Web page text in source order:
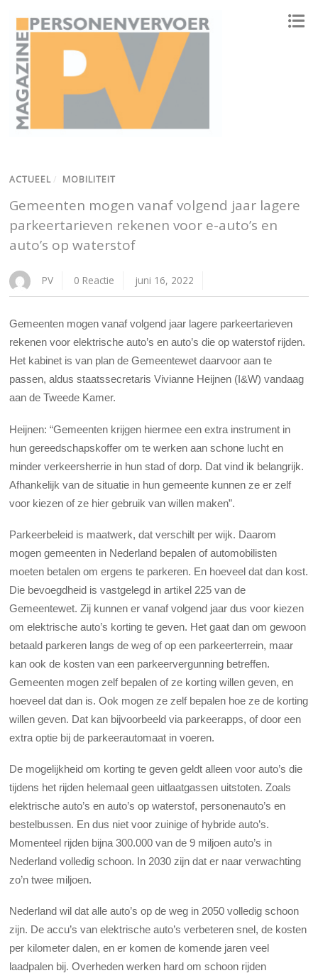
ACTUEEL / MOBILITEIT
Gemeenten mogen vanaf volgend jaar lagere
parkeertarieven rekenen voor e-auto’s en
auto’s op waterstof
PV 0 Reactie juni 16, 2022
Gemeenten mogen vanaf volgend jaar lagere parkeertarieven
rekenen voor elektrische auto’s en auto’s die op waterstof rijden.
Het kabinet is van plan de Gemeentewet daarvoor aan te
passen, aldus staatssecretaris Vivianne Heijnen (I&W) vandaag
aan de Tweede Kamer.
Heijnen: “Gemeenten krijgen hiermee een extra instrument in
hun gereedschapskoffer om te werken aan schone lucht en
minder verkeersherrie in hun stad of dorp. Dat vind ik belangrijk.
Afhankelijk van de situatie in hun gemeente kunnen ze er zelf
voor kiezen of ze hier gebruik van willen maken”.
Parkeerbeleid is maatwerk, dat verschilt per wijk. Daarom
mogen gemeenten in Nederland bepalen of automobilisten
moeten betalen om ergens te parkeren. En hoeveel dat dan kost.
Die bevoegdheid is vastgelegd in artikel 225 van de
Gemeentewet. Zij kunnen er vanaf volgend jaar dus voor kiezen
om elektrische auto’s korting te geven. Het gaat dan om gewoon
betaald parkeren langs de weg of op een parkeerterrein, maar
kan ook de kosten van een parkeervergunning betreffen.
Gemeenten mogen zelf bepalen of ze korting willen geven, en
hoeveel dat dan is. Ook mogen ze zelf bepalen hoe ze de korting
willen geven. Dat kan bijvoorbeeld via parkeerapps, of door een
extra optie bij de parkeerautomaat in voeren.
De mogelijkheid om korting te geven geldt alleen voor auto’s die
tijdens het rijden helemaal geen uitlaatgassen uitstoten. Zoals
elektrische auto’s en auto’s op waterstof, personenauto’s en
bestelbussen. En dus niet voor zuinige of hybride auto’s.
Momenteel rijden bijna 300.000 van de 9 miljoen auto’s in
Nederland volledig schoon. In 2030 zijn dat er naar verwachting
zo’n twee miljoen.
Nederland wil dat alle auto’s op de weg in 2050 volledig schoon
zijn. De accu’s van elektrische auto’s verbeteren snel, de kosten
per kilometer dalen, en er komen de komende jaren veel
laadpalen bij. Overheden werken hard om schoon rijden